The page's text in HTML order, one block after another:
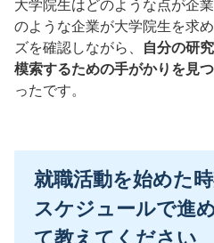
大学院生はどのような点が企
のような企業が大学院生を求
ズを確認しながら、 自分の研
模索するための手がかりを見
ったです。
就職活動を始めた
スケジュールで進
て教えてください